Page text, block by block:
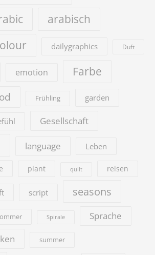
arabisch
dailygraphics Duft
emotion Farbe
Frühling garden
Gesellschaft
language Leben
plant quilt reisen
script seasons
Spirale Sprache
summer